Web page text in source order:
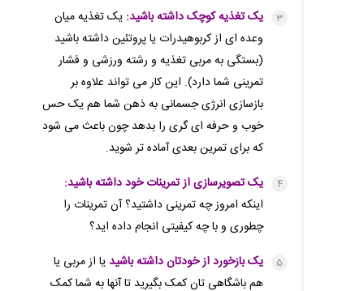
یک تغذیه کوچک داشته باشید: یک تغذیه میان
وعده ای از کربوهیدرات یا پروتئین داشته باشید
(بستگی به مربی تغذیه و رشته ورزشی و فشار
تمرینی شما دارد). این کار می تواند علاوه بر
بازسازی انرژی جسمانی به ذهن شما هم یک حس
خوب و حرفه ای گری را بدهد چون باعث می شود
که برای تمرین بعدی آماده تر شوید.
یک تصویرسازی از تمرینات خود داشته باشید:
اینکه امروز چه تمرینی داشتید؟ آن تمرینات را
چطوری و با چه کیفیتی انجام داده اید؟
یک بازخورد از خودتان داشته باشیدیا از مربی یا
هم باشگاهی تان کمک بگیرید تا آنها به شما کمک